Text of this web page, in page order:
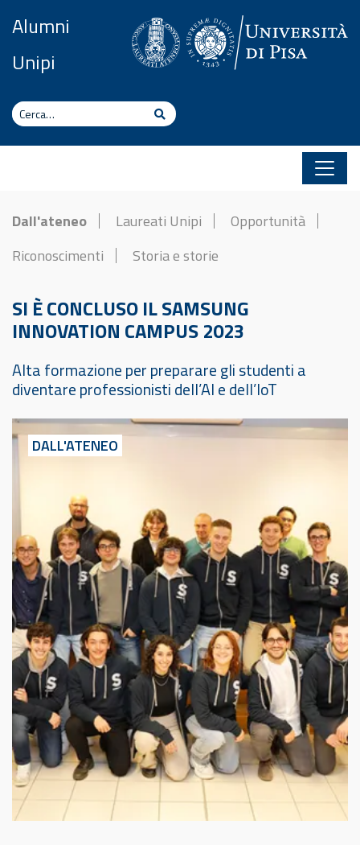
Alumni
Unipi
Cerca Cerca
Dall'ateneo Laureati Unipi
Opportunità
Riconoscimenti
Storia e storie
SI È CONCLUSO IL SAMSUNG
INNOVATION CAMPUS 2023
Alta formazione per preparare gli studenti a
diventare professionisti dell’AI e dell’IoT
DALL'ATENEO